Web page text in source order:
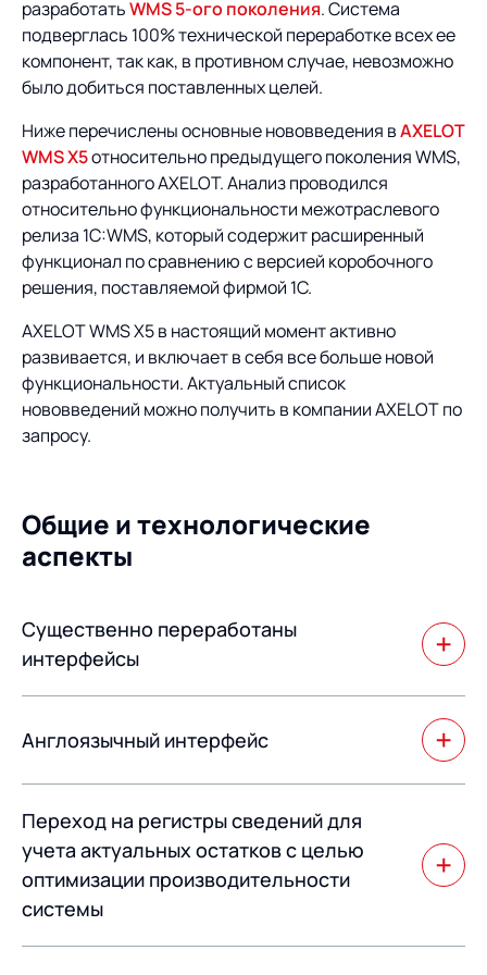
учебных заведений
База знаний
База знаний
разработатьWMS 5-ого поколения. Система
подверглась 100% технической переработке всех ее
компонент, так как, в противном случае, невозможно
было добиться поставленных целей.
Ниже перечислены основные нововведения вAXELOT
WMS X5относительно предыдущего поколения WMS,
разработанного AXELOT. Анализ проводился
относительно функциональности межотраслевого
релиза 1С:WMS, который содержит расширенный
функционал по сравнению с версией коробочного
решения, поставляемой фирмой 1С.
AXELOT WMS X5 в настоящий момент активно
развивается, и включает в себя все больше новой
функциональности. Актуальный список
нововведений можно получить в компании AXELOT по
запросу.
Общие и технологические
аспекты
Существенно переработаны
интерфейсы
сторону их упрощения и повышения удобства работы.
Англоязычный интерфейс
Переход на регистры сведений для
учета актуальных остатков с целью
оптимизации производительности
системы